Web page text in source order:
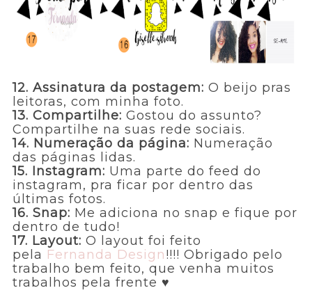
12. Assinatura da postagem: O beijo pras
leitoras, com minha foto.
13. Compartilhe: Gostou do assunto?
Compartilhe na suas rede sociais.
14. Numeração da página: Numeração
das páginas lidas.
15. Instagram: Uma parte do feed do
instagram, pra ficar por dentro das
últimas fotos.
16. Snap: Me adiciona no snap e fique por
dentro de tudo!
17. Layout: O layout foi feito
pela Fernanda Design!!!! Obrigado pelo
trabalho bem feito, que venha muitos
trabalhos pela frente ♥